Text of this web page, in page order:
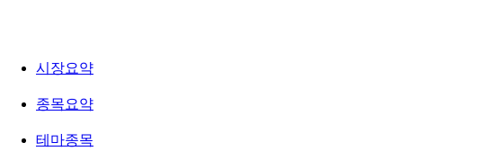
시장요약
종목요약
테마종목